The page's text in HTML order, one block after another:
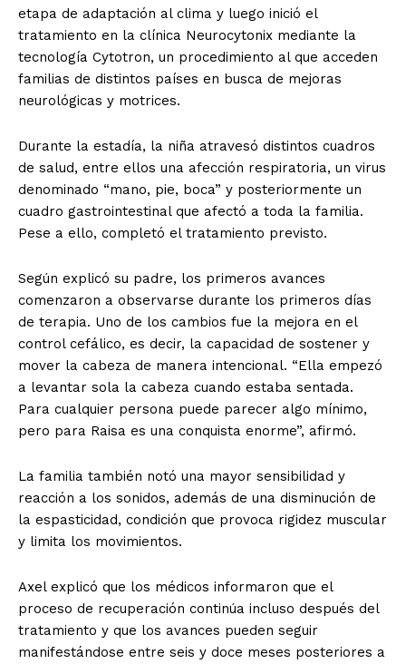
etapa de adaptación al clima y luego inició el
tratamiento en la clínica Neurocytonix mediante la
tecnología Cytotron, un procedimiento al que acceden
familias de distintos países en busca de mejoras
neurológicas y motrices.
Durante la estadía, la niña atravesó distintos cuadros
de salud, entre ellos una afección respiratoria, un virus
denominado “mano, pie, boca” y posteriormente un
cuadro gastrointestinal que afectó a toda la familia.
Pese a ello, completó el tratamiento previsto.
Según explicó su padre, los primeros avances
comenzaron a observarse durante los primeros días
de terapia. Uno de los cambios fue la mejora en el
control cefálico, es decir, la capacidad de sostener y
mover la cabeza de manera intencional. “Ella empezó
a levantar sola la cabeza cuando estaba sentada.
Para cualquier persona puede parecer algo mínimo,
pero para Raisa es una conquista enorme”, afirmó.
La familia también notó una mayor sensibilidad y
reacción a los sonidos, además de una disminución de
la espasticidad, condición que provoca rigidez muscular
y limita los movimientos.
Axel explicó que los médicos informaron que el
proceso de recuperación continúa incluso después del
tratamiento y que los avances pueden seguir
manifestándose entre seis y doce meses posteriores a